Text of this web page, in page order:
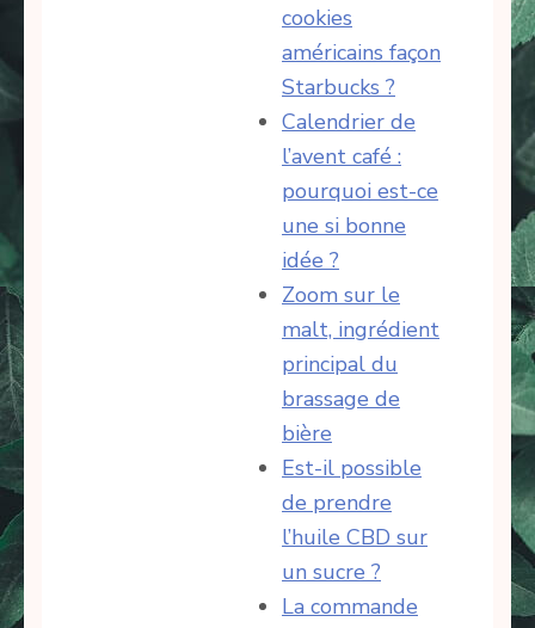
cookies
américains façon
Starbucks ?
Calendrier de
l’avent café :
pourquoi est-ce
une si bonne
idée ?
Zoom sur le
malt, ingrédient
principal du
brassage de
bière
Est-il possible
de prendre
l’huile CBD sur
un sucre ?
La commande